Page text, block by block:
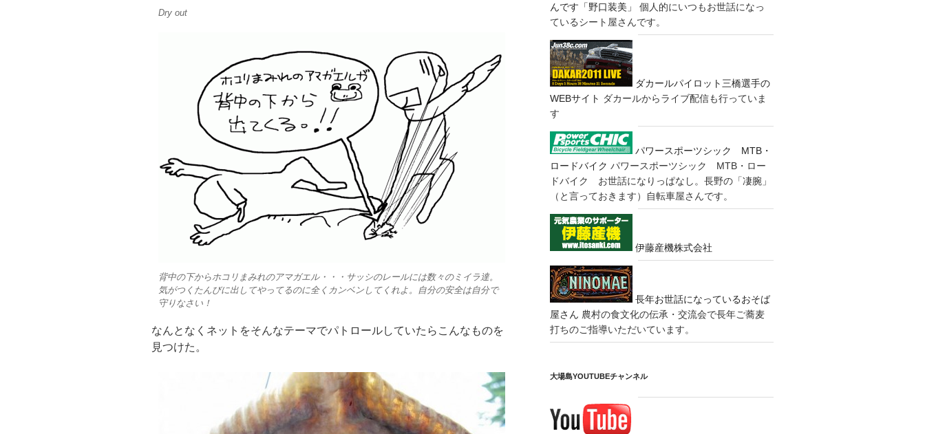
Dry out
背中の下からホコリまみれのアマガエル・・・サッシのレールには数々のミイラ達。
気がつくたんびに出してやってるのに全くカンベンしてくれよ。自分の安全は自分で
守りなさい！
なんとなくネットをそんなテーマでパトロールしていたらこんなものを
見つけた。
んです「野口装美」
個人的にいつもお世話になっ
ているシート屋さんです。
ダカールパイロット三橋選手の
WEBサイト ダカールからライブ配信も行っていま
す
パワースポーツシック MTB・
ロードバイク パワースポーツシック MTB・ロー
ドバイク お世話になりっぱなし。長野の「凄腕」
（と言っておきます）自転車屋さんです。
伊藤産機株式会社
長年お世話になっているおそば
屋さん 農村の食文化の伝承・交流会で長年ご蕎麦
打ちのご指導いただいています。
大場島YOUTUBEチャンネル